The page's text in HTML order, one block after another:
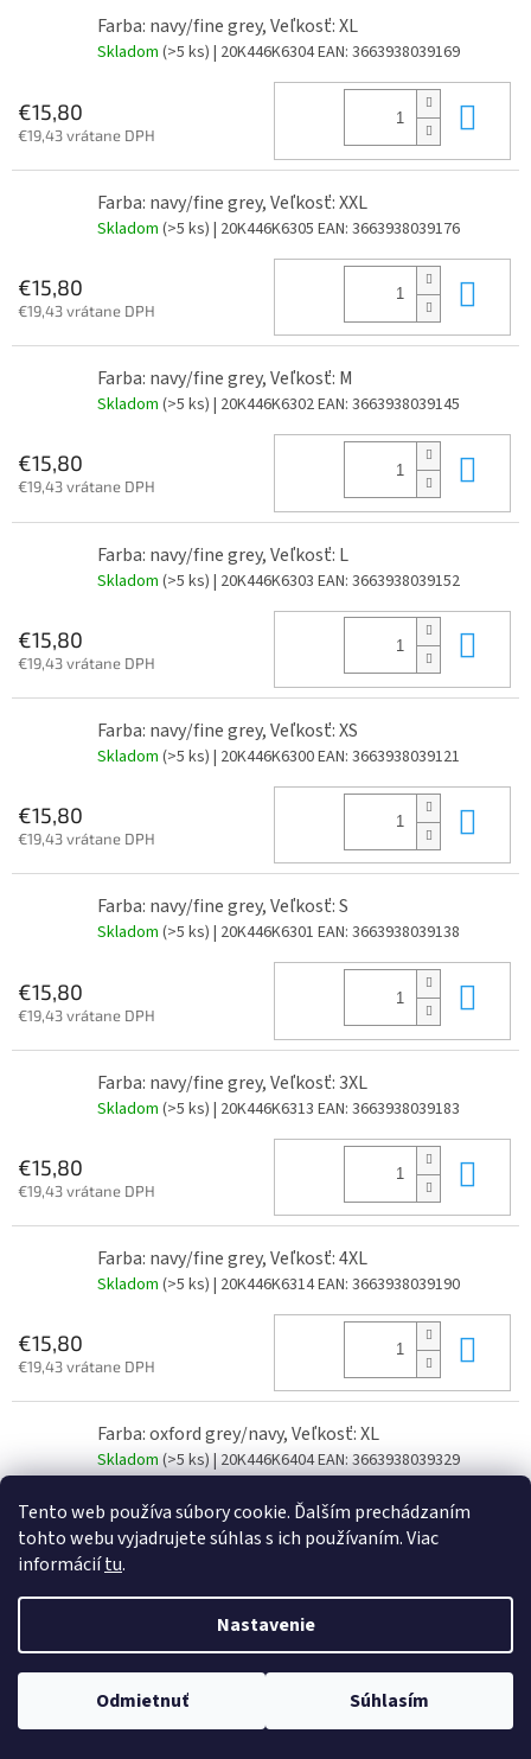
Tento web používa súbory cookie. Ďalším prechádzaním
tohto webu vyjadrujete súhlas s ich používaním. Viac
informáciítu.
Nastavenie
Odmietnuť Súhlasím
Farba: navy/fine grey, Veľkosť: XL
Skladom (>5 ks) | 20K446K6304EAN: 3663938039169
€15,80
€19,43 vrátane DPH
Farba: navy/fine grey, Veľkosť: XXL
Skladom (>5 ks) | 20K446K6305 EAN: 3663938039176
€15,80
€19,43 vrátane DPH
Farba: navy/fine grey, Veľkosť: M
Skladom (>5 ks) | 20K446K6302EAN: 3663938039145
€15,80
€19,43 vrátane DPH
Farba: navy/fine grey, Veľkosť: L
Skladom (>5 ks) | 20K446K6303 EAN: 3663938039152
€15,80
€19,43 vrátane DPH
Farba: navy/fine grey, Veľkosť: XS
Skladom (>5 ks) | 20K446K6300EAN: 3663938039121
€15,80
€19,43 vrátane DPH
Farba: navy/fine grey, Veľkosť: S
Skladom (>5 ks) | 20K446K6301 EAN: 3663938039138
€15,80
€19,43 vrátane DPH
Farba: navy/fine grey, Veľkosť: 3XL
Skladom (>5 ks) | 20K446K6313 EAN: 3663938039183
€15,80
€19,43 vrátane DPH
Farba: navy/fine grey, Veľkosť: 4XL
Skladom (>5 ks) | 20K446K6314EAN: 3663938039190
€15,80
€19,43 vrátane DPH
Farba: oxford grey/navy, Veľkosť: XL
Skladom(>5 ks)| 20K446K6404EAN:3663938039329
€15,80
€19,43 vrátane DPH
| 20K446K6405